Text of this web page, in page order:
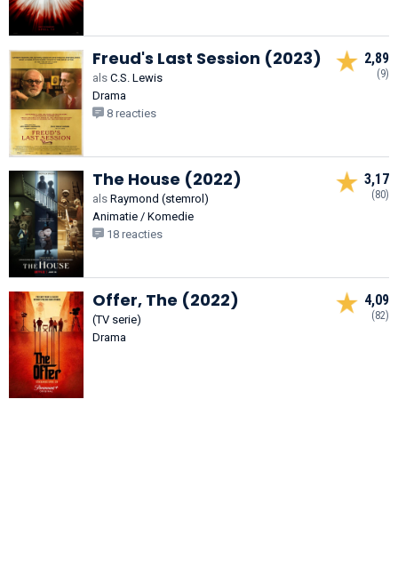
Freud's Last Session (2023)
als C.S. Lewis
Drama
8 reacties
2,89
(9)
The House (2022)
als Raymond (stemrol)
Animatie / Komedie
18 reacties
3,17
(80)
Offer, The (2022)
(TV serie)
Drama
4,09
(82)